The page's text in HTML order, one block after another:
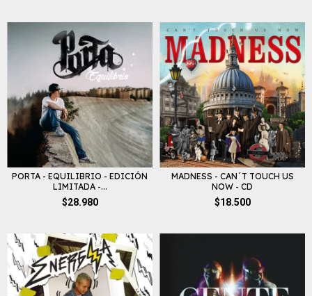
PORTA - EQUILIBRIO - EDICIÓN
LIMITADA -...
$28.980
MADNESS - CAN´T TOUCH US
NOW - CD
$18.500